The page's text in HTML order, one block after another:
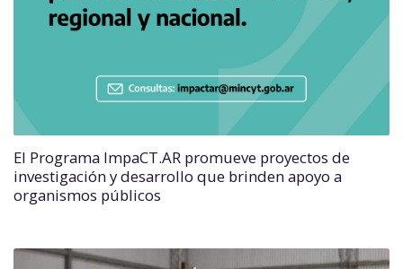
El Programa ImpaCT.AR promueve proyectos de
investigación y desarrollo que brinden apoyo a
organismos públicos